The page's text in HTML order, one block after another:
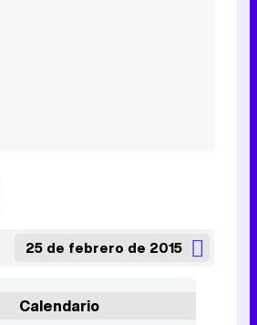
25 de febrero de 2015
Calendario